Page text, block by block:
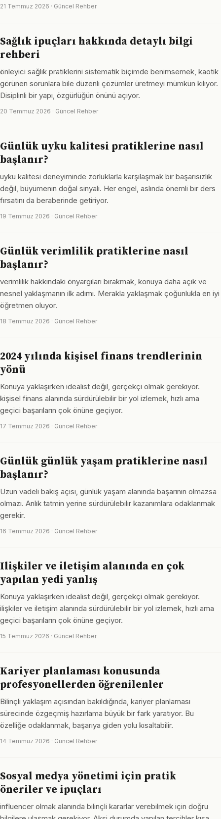
21 Temmuz 2026 · Güncel Rehber
Sağlık ipuçları hakkında detaylı bilgi
rehberi
önleyici sağlık pratiklerini sistematik biçimde benimsemek, kaotik
görünen sorunlara bile düzenli çözümler üretmeyi mümkün kılıyor.
Disiplinli bir yapı, özgürlüğün önünü açıyor.
20 Temmuz 2026 · Güncel Rehber
Günlük uyku kalitesi pratiklerine nasıl
başlanır?
uyku kalitesi deneyiminde zorluklarla karşılaşmak bir başarısızlık
değil, büyümenin doğal sinyali. Her engel, aslında önemli bir ders
fırsatını da beraberinde getiriyor.
19 Temmuz 2026 · Güncel Rehber
Günlük verimlilik pratiklerine nasıl
başlanır?
verimlilik hakkındaki önyargıları bırakmak, konuya daha açık ve
nesnel yaklaşmanın ilk adımı. Merakla yaklaşmak çoğunlukla en iyi
öğretmen oluyor.
18 Temmuz 2026 · Güncel Rehber
2024 yılında kişisel finans trendlerinin
yönü
Konuya yaklaşırken idealist değil, gerçekçi olmak gerekiyor.
kişisel finans alanında sürdürülebilir bir yol izlemek, hızlı ama
geçici başarıların çok önüne geçiyor.
17 Temmuz 2026 · Güncel Rehber
Günlük günlük yaşam pratiklerine nasıl
başlanır?
Uzun vadeli bakış açısı, günlük yaşam alanında başarının olmazsa
olmazı. Anlık tatmin yerine sürdürülebilir kazanımlara odaklanmak
gerekir.
16 Temmuz 2026 · Güncel Rehber
Ilişkiler ve iletişim alanında en çok
yapılan yedi yanlış
Konuya yaklaşırken idealist değil, gerçekçi olmak gerekiyor.
ilişkiler ve iletişim alanında sürdürülebilir bir yol izlemek, hızlı ama
geçici başarıların çok önüne geçiyor.
15 Temmuz 2026 · Güncel Rehber
Kariyer planlaması konusunda
profesyonellerden öğrenilenler
Bilinçli yaklaşım açısından bakıldığında, kariyer planlaması
sürecinde özgeçmiş hazırlama büyük bir fark yaratıyor. Bu
özelliğe odaklanmak, başarıya giden yolu kısaltabilir.
14 Temmuz 2026 · Güncel Rehber
Sosyal medya yönetimi için pratik
öneriler ve ipuçları
influencer olmak alanında bilinçli kararlar verebilmek için doğru